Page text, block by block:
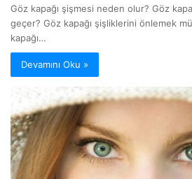
Göz kapağı şişmesi neden olur? Göz
geçer? Göz kapağı şişliklerini önlemek
kapağı…
Devamını Oku »